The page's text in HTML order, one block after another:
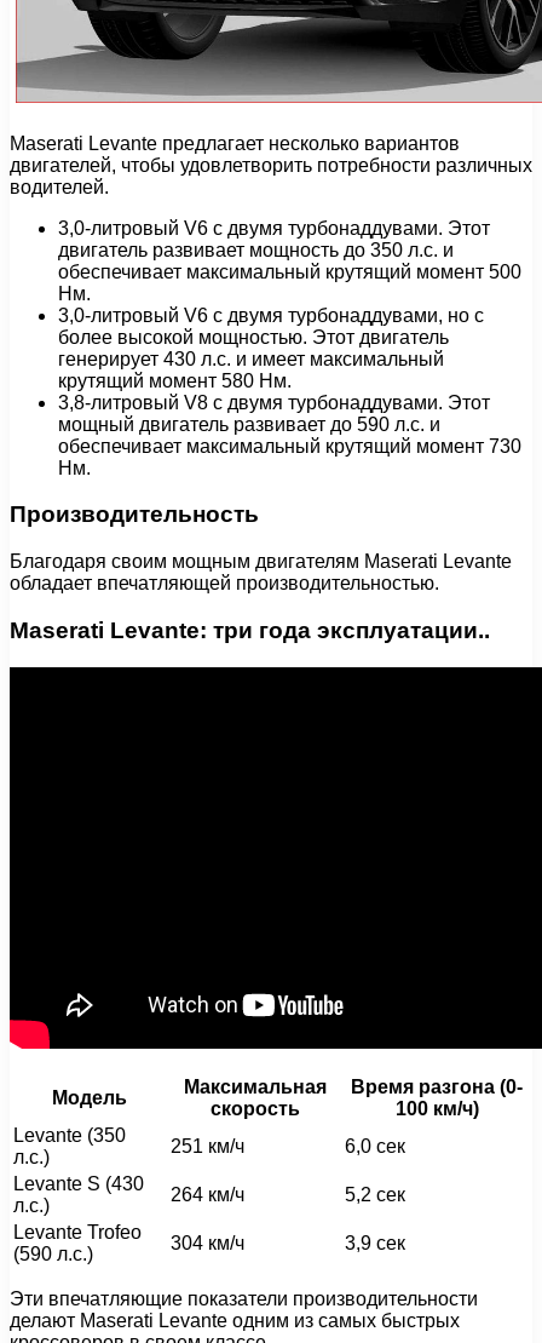
Maserati Levante предлагает несколько вариантов
двигателей, чтобы удовлетворить потребности различных
водителей.
3,0-литровый V6 с двумя турбонаддувами. Этот
двигатель развивает мощность до 350 л.с. и
обеспечивает максимальный крутящий момент 500
Нм.
3,0-литровый V6 с двумя турбонаддувами, но с
более высокой мощностью. Этот двигатель
генерирует 430 л.с. и имеет максимальный
крутящий момент 580 Нм.
3,8-литровый V8 с двумя турбонаддувами. Этот
мощный двигатель развивает до 590 л.с. и
обеспечивает максимальный крутящий момент 730
Нм.
Производительность
Благодаря своим мощным двигателям Maserati Levante
обладает впечатляющей производительностью.
Maserati Levante: три года эксплуатации..
Модель
Максимальная
скорость
Время разгона (0-
100 км/ч)
Levante (350
л.с.)
251 км/ч
6,0 сек
Levante S (430
л.с.)
264 км/ч
5,2 сек
Levante Trofeo
(590 л.с.)
304 км/ч 3,9 сек
Эти впечатляющие показатели производительности
делают Maserati Levante одним из самых быстрых